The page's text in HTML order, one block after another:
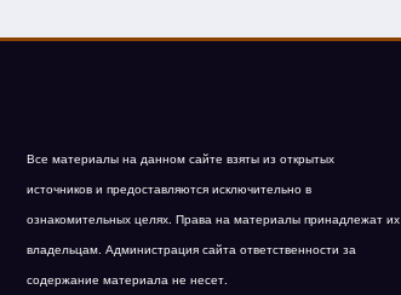
Все материалы на данном сайте взяты из открытых
источников и предоставляются исключительно в
ознакомительных целях. Права на материалы принадлежат их
владельцам. Администрация сайта ответственности за
содержание материала не несет.